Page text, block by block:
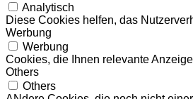
Analytisch
Diese Cookies helfen, das
Werbung
Werbung
Cookies, die Ihnen relevante
Others
Others